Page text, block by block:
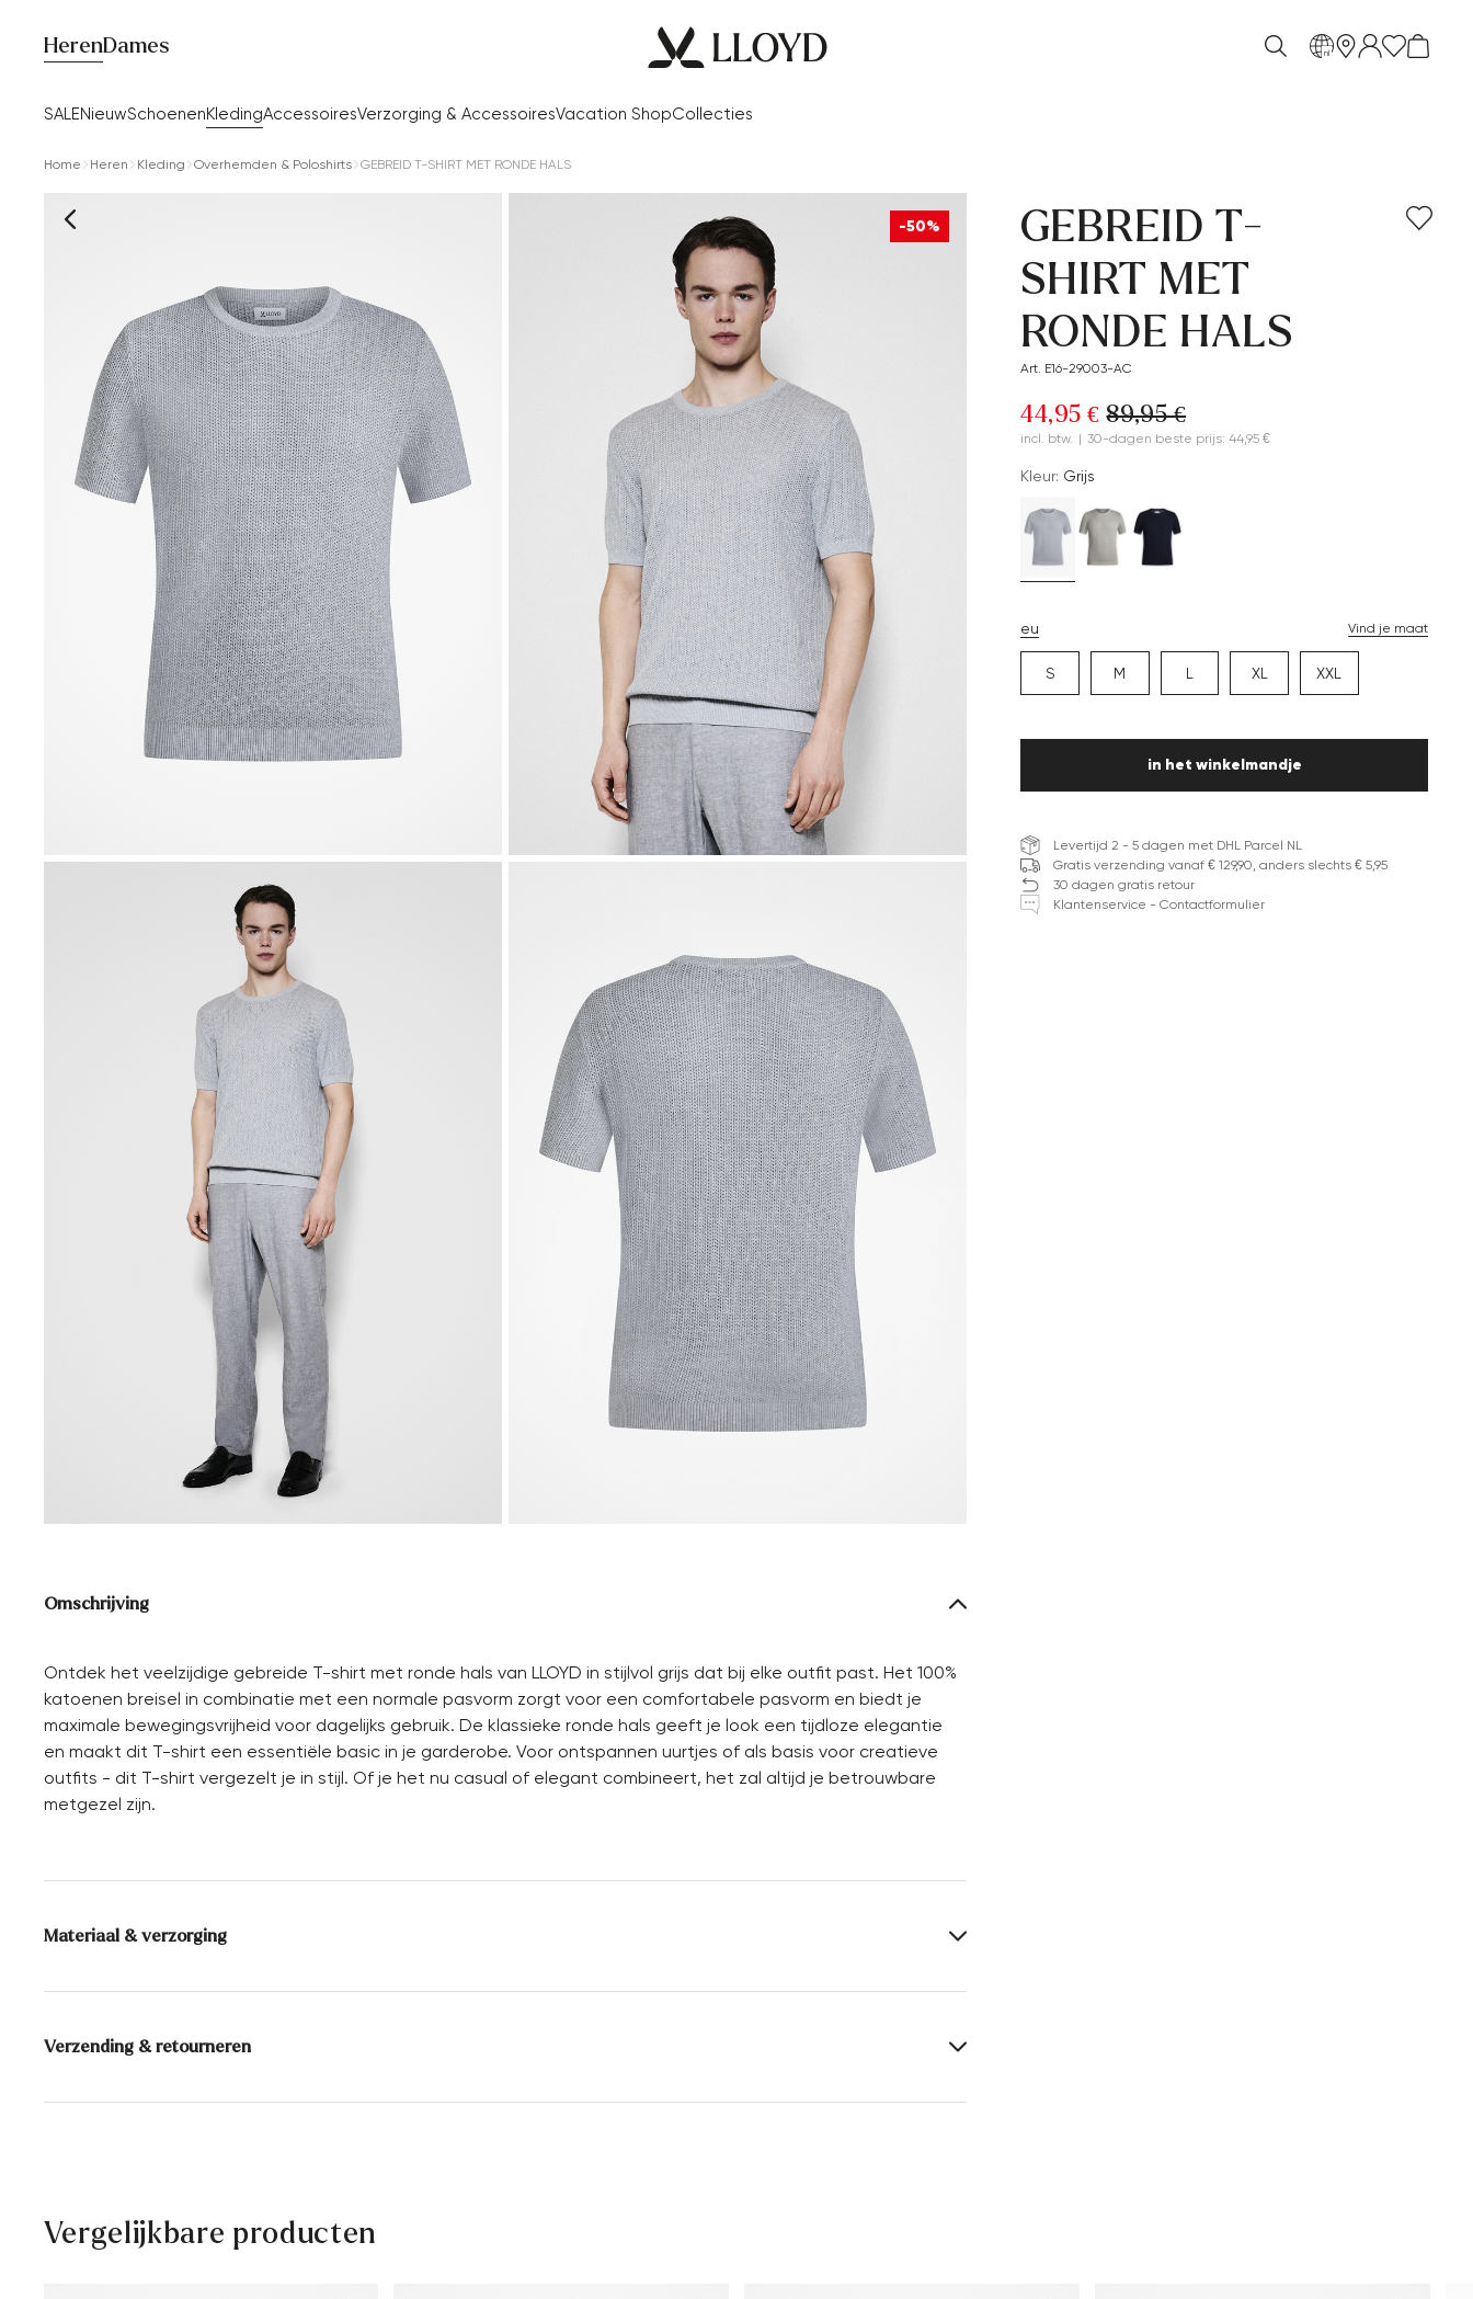
Heren
SALENieuwSchoenenKledingAccessoiresVerzorging & AccessoiresVacation ShopCollecties
Dames nl
Home Heren Kleding Overhemden & Poloshirts GEBREID T-SHIRT MET RONDE HALS
-50%
Omschrijving
Ontdek het veelzijdige gebreide T-shirt met ronde hals van LLOYD in stijlvol grijs dat bij elke outfit past. Het 100%
katoenen breisel in combinatie met een normale pasvorm zorgt voor een comfortabele pasvorm en biedt je
maximale bewegingsvrijheid voor dagelijks gebruik. De klassieke ronde hals geeft je look een tijdloze elegantie
en maakt dit T-shirt een essentiële basic in je garderobe. Voor ontspannen uurtjes of als basis voor creatieve
outfits - dit T-shirt vergezelt je in stijl. Of je het nu casual of elegant combineert, het zal altijd je betrouwbare
metgezel zijn.
Materiaal & verzorging
Samenstelling materiaal: 100% katoen
Verzending & retourneren
Levertijd 2 - 5 dagen met DHL Parcel NL
Meer informatie over dit onderwerp vindt u in het
GEBREID T-
SHIRT MET
RONDE HALS
Art. E16-29003-AC
44,95 € 89,95 €
incl. btw. | 30-dagen beste prijs: 44,95 €
Kleur: Grijs
eu Vind je maat
S M L XL XXL
in het winkelmandje
Levertijd 2 - 5 dagen met DHL Parcel NL
Gratis verzending vanaf € 129,90, anders slechts € 5,95
30 dagen gratis retour
Klantenservice - Contactformulier
Vergelijkbare producten